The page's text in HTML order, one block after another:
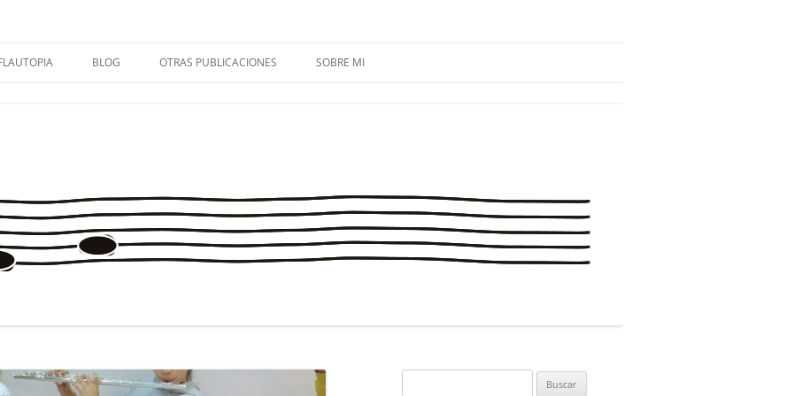
FLAUTOPÍA VOL. 4 + AUDIOS
BLOG
FLAUTOPIA 4
ENTREVISTAS
OTRAS PUBLICACIONES
CUADERNOS DE MÚSICA
APRECIACIÓN MUSICAL
SOBRE MI